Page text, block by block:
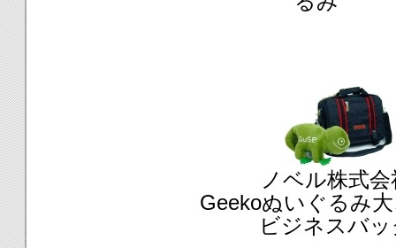
ノベル株式会
Geekoぬいぐるみ
ビジネスバッ